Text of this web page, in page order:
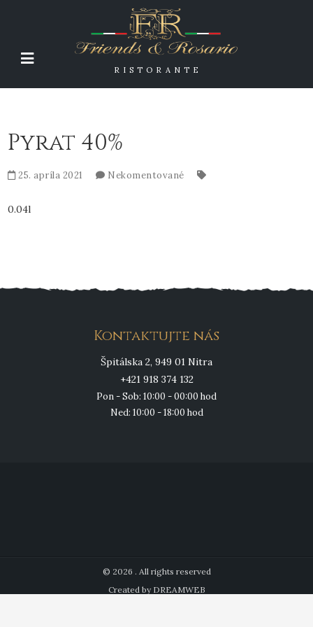
RISTORANTE
Pyrat 40%
25. apríla 2021 Nekomentované
0.04l
Kontaktujte nás
Špitálska 2, 949 01 Nitra
+421 918 374 132
Pon - Sob: 10:00 - 00:00 hod
Ned: 10:00 - 18:00 hod
© 2026 . All rights reserved
Created by DREAMWEB